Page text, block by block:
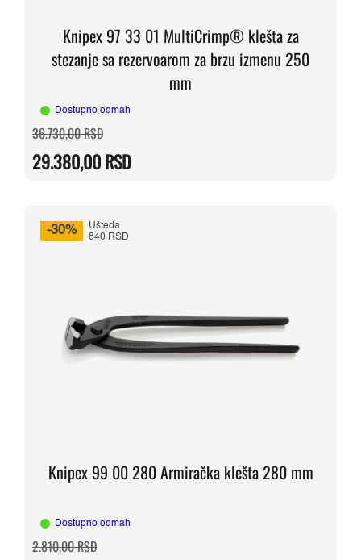
Knipex 97 33 01 MultiCrimp® klešta za
stezanje sa rezervoarom za brzu izmenu 250
mm
Dostupno odmah
36.730,00RSDOriginalna
cena
bila:
36.730,00 RSD.
29.380,00RSD
Trenutna
cena
29.380,00 RSD.
-30%
Ušteda
840 RSD
Knipex 99 00 280 Armiračka klešta 280 mm
Dostupno odmah
2.810,00RSDOriginalna
cena
Trenutna
cena